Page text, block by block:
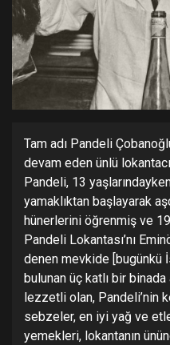
Tam adı Pandeli
devam eden ünlü
Pandeli, 13
yamaklıktan başlayarak
hünerlerini öğrenmiş ve
Pandeli Lokantası’nı
denen mevkide [bugünkü
bulunan üç katlı bir binada
lezzetli olan, Pandeli’nin
sebzeler, en iyi yağ ve
yemekleri, lokantanın